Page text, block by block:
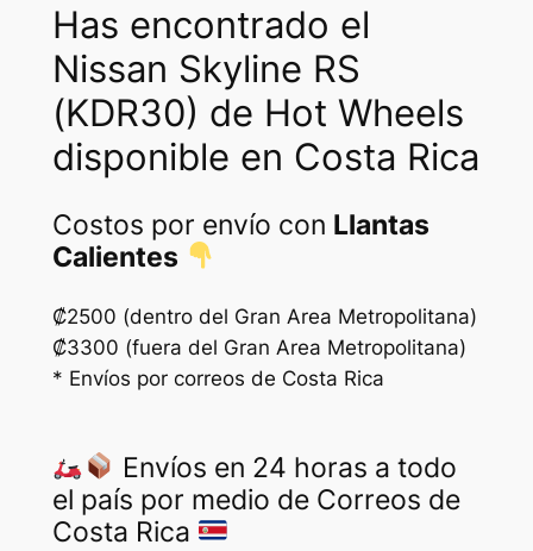
Has encontrado el
Nissan Skyline RS
(KDR30) de Hot Wheels
disponible en Costa Rica
Costos por envío con Llantas
Calientes
₡2500 (dentro del Gran Area Metropolitana)
₡3300 (fuera del Gran Area Metropolitana)
* Envíos por correos de Costa Rica
Envíos en 24 horas a todo
el país por medio de Correos de
Costa Rica